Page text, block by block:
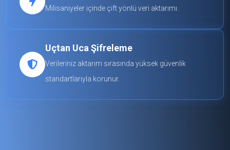
Milisaniyeler içinde çift yönlü veri aktarımı.
Uçtan Uca Şifreleme
Verileriniz aktarım sırasında yüksek güvenlik
standartlarıyla korunur.